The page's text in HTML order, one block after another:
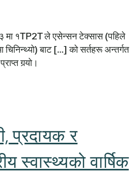
मा १TP2T ले एसेन्सन टेक्सास (पहिले
बाट […] को सर्तहरू अन्तर्गत
गर्‍यो।
प्रदायक र
स्वास्थ्यको वार्षिक